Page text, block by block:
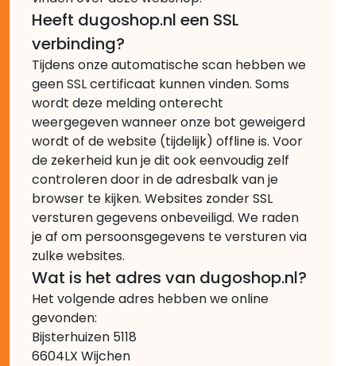
Heeft dugoshop.nl een SSL
verbinding?
Tijdens onze automatische scan hebben we
geen SSL certificaat kunnen vinden. Soms
wordt deze melding onterecht
weergegeven wanneer onze bot geweigerd
wordt of de website (tijdelijk) offline is. Voor
de zekerheid kun je dit ook eenvoudig zelf
controleren door in de adresbalk van je
browser te kijken. Websites zonder SSL
versturen gegevens onbeveiligd. We raden
je af om persoonsgegevens te versturen via
zulke websites.
Wat is het adres van dugoshop.nl?
Het volgende adres hebben we online
gevonden:
Bijsterhuizen 5118
6604LX Wijchen